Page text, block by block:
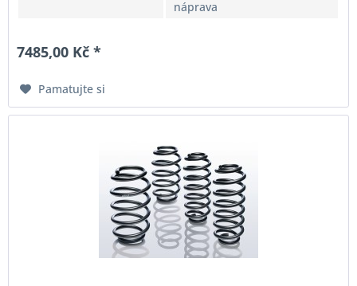
náprava
7485,00 Kč *
Pamatujte si